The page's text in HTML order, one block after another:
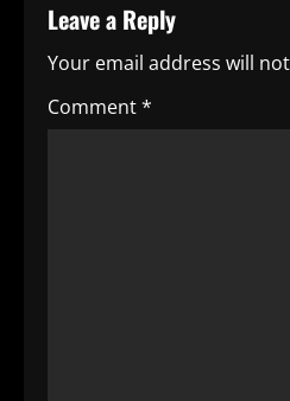
i
n
u
Leave a Reply
Your email address will
Comment*